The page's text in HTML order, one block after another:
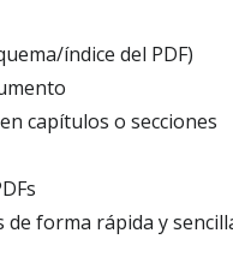
índice del PDF)
capítulos o secciones
de forma rápida y